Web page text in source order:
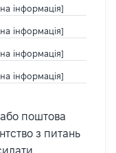
інформація]
інформація]
інформація]
інформація]
поштова
з питань